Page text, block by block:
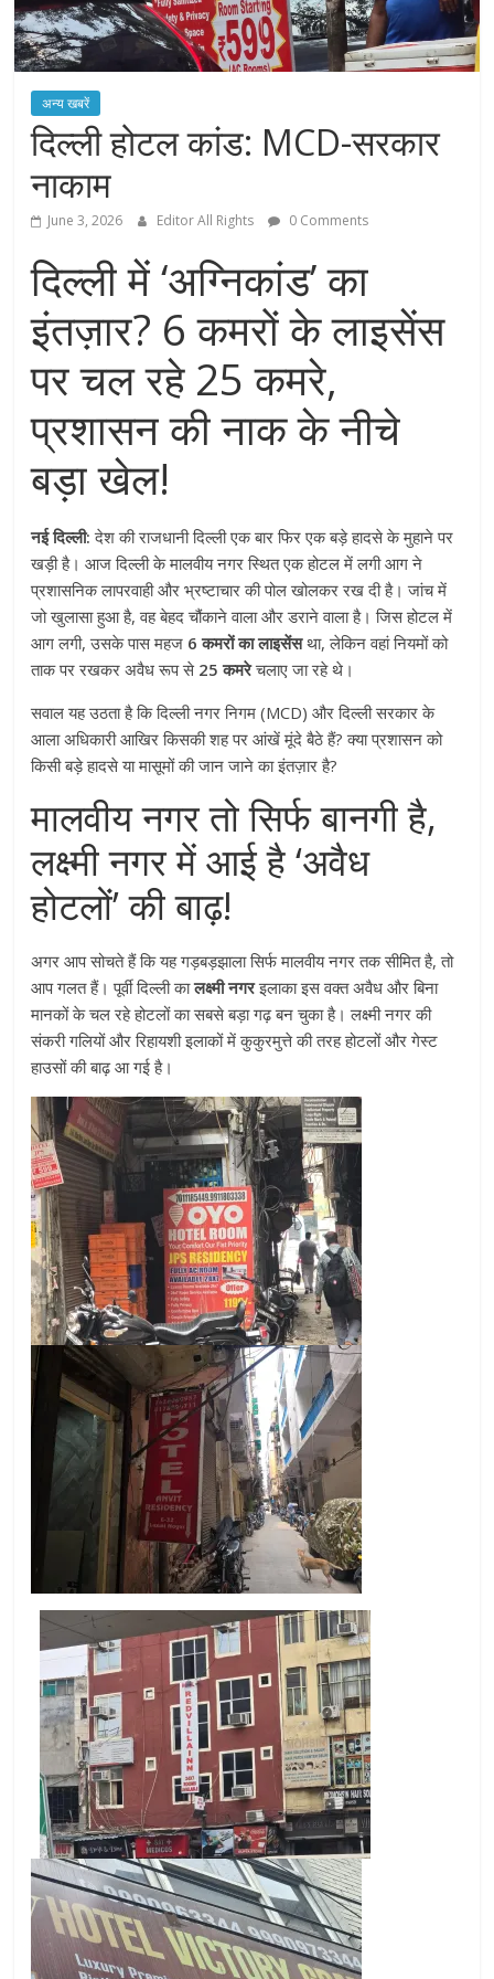
अन्य खबरें
दिल्ली होटल कांड: MCD-सरकार
नाकाम
June 3, 2026 Editor All Rights 0 Comments
दिल्ली में ‘अग्निकांड’ का
इंतज़ार? 6 कमरों के लाइसेंस
पर चल रहे 25 कमरे,
प्रशासन की नाक के नीचे
बड़ा खेल!
नई दिल्ली: देश की राजधानी दिल्ली एक बार फिर एक बड़े हादसे के मुहाने पर
खड़ी है। आज दिल्ली के मालवीय नगर स्थित एक होटल में लगी आग ने
प्रशासनिक लापरवाही और भ्रष्टाचार की पोल खोलकर रख दी है। जांच में
जो खुलासा हुआ है, वह बेहद चौंकाने वाला और डराने वाला है। जिस होटल में
आग लगी, उसके पास महज 6 कमरों का लाइसेंसथा, लेकिन वहां नियमों को
ताक पर रखकर अवैध रूप से 25 कमरेचलाए जा रहे थे।
सवाल यह उठता है कि दिल्ली नगर निगम (MCD) और दिल्ली सरकार के
आला अधिकारी आखिर किसकी शह पर आंखें मूंदे बैठे हैं? क्या प्रशासन को
किसी बड़े हादसे या मासूमों की जान जाने का इंतज़ार है?
मालवीय नगर तो सिर्फ बानगी है,
लक्ष्मी नगर में आई है ‘अवैध
होटलों’ की बाढ़!
अगर आप सोचते हैं कि यह गड़बड़झाला सिर्फ मालवीय नगर तक सीमित है, तो
आप गलत हैं। पूर्वी दिल्ली कालक्ष्मी नगरइलाका इस वक्त अवैध और बिना
मानकों के चल रहे होटलों का सबसे बड़ा गढ़ बन चुका है। लक्ष्मी नगर की
संकरी गलियों और रिहायशी इलाकों में कुकुरमुत्ते की तरह होटलों और गेस्ट
हाउसों की बाढ़ आ गई है।